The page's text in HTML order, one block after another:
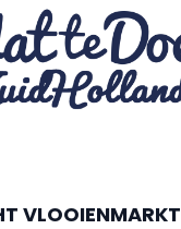
VLOOIENMARKT